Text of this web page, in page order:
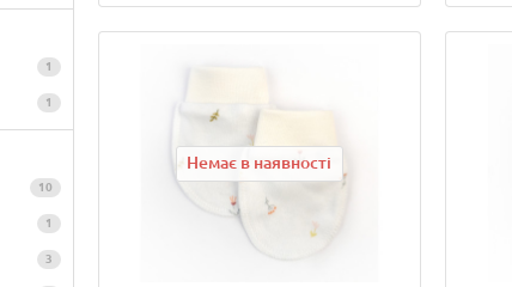
1
1
10
1
3
Немає в наявності